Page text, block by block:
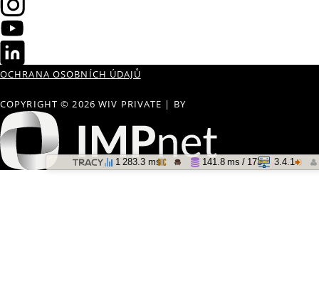
OCHRANA OSOBNÍCH ÚDAJŮ
COPYRIGHT © 2026 WIV PRIVATE | BY
1 283.3 ms 141.8 ms / 173 3.4.1